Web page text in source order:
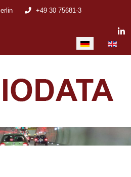
+49 30 75681-3
Sprache auswählen